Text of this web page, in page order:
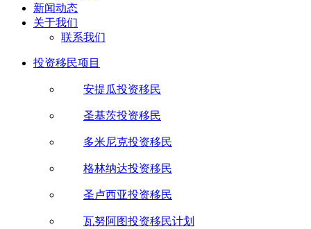
新闻动态
关于我们
联系我们
投资移民项目
安提瓜投资移民
圣基茨投资移民
多米尼克投资移民
格林纳达投资移民
圣卢西亚投资移民
瓦努阿图投资移民计划